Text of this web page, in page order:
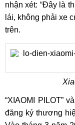
nhận xét: “Đây là
lái, không phải xe
trên.
“XIAOMI PILOT”
đăng ký thương